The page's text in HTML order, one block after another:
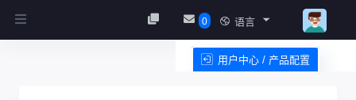
0 语言
用户中心 / 产品配置